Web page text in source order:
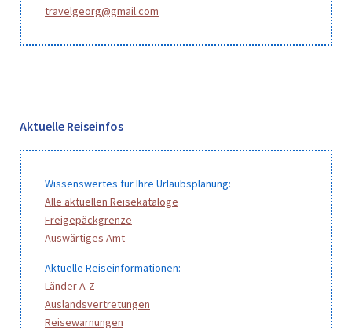
travelgeorg@gmail.com
Aktuelle Reiseinfos
Wissenswertes für Ihre Urlaubsplanung:
Alle aktuellen Reisekataloge
Freigepäckgrenze
Auswärtiges Amt
Aktuelle Reiseinformationen:
Länder A-Z
Auslandsvertretungen
Reisewarnungen